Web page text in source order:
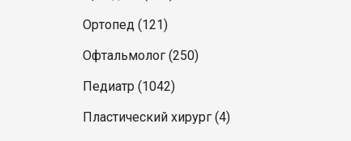
Ортопед (121)
Офтальмолог (250)
Педиатр (1042)
Пластический хирург (4)